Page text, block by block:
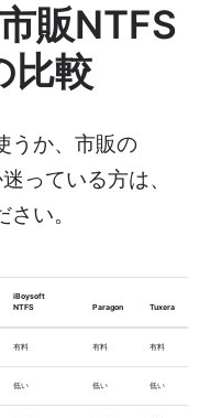
販NTFS
比較
うか、市販の
っている方は、
い。
iBoysoft
NTFS
Paragon Tuxera
有料 有料 有料
低い 低い 低い